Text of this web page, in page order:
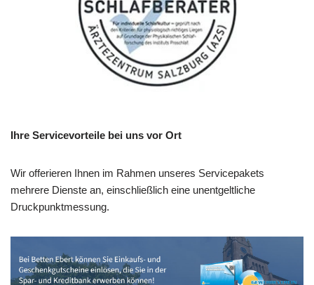
Ihre Servicevorteile bei uns vor Ort
Wir offerieren Ihnen im Rahmen unseres Servicepakets
mehrere Dienste an, einschließlich eine unentgeltliche
Druckpunktmessung.